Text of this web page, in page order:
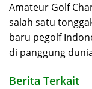
Amateur Golf
salah satu
baru pegolf
di panggung
Berita Terkait